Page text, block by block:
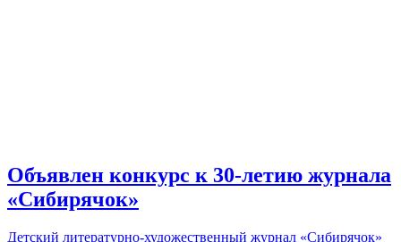
Объявлен конкурс к 30-летию журнала
«Сибирячок»
Детский литературно-художественный журнал «Сибирячок»